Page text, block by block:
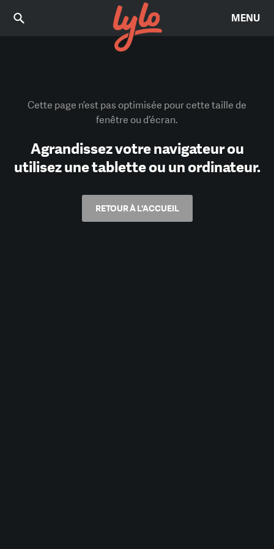
MENU
Cette page n’est pas optimisée pour cette taille de
fenêtre ou d’écran.
Agrandissez votre navigateur ou
utilisez une tablette ou un ordinateur.
RETOUR À L'ACCUEIL